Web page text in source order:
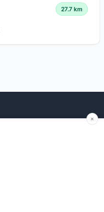
27.7 km
Blog